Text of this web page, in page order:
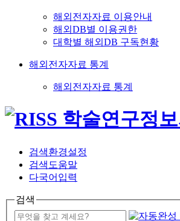
해외전자자료 이용안내
해외DB별 이용권한
대학별 해외DB 구독현황
해외전자자료 통계
해외전자자료 통계
검색환경설정
검색도움말
다국어입력
검색